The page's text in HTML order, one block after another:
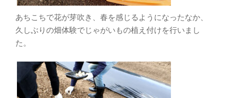
あちこちで花が芽吹き、春を感じるようになったなか、
久しぶりの畑体験でじゃがいもの植え付けを行いまし
た。